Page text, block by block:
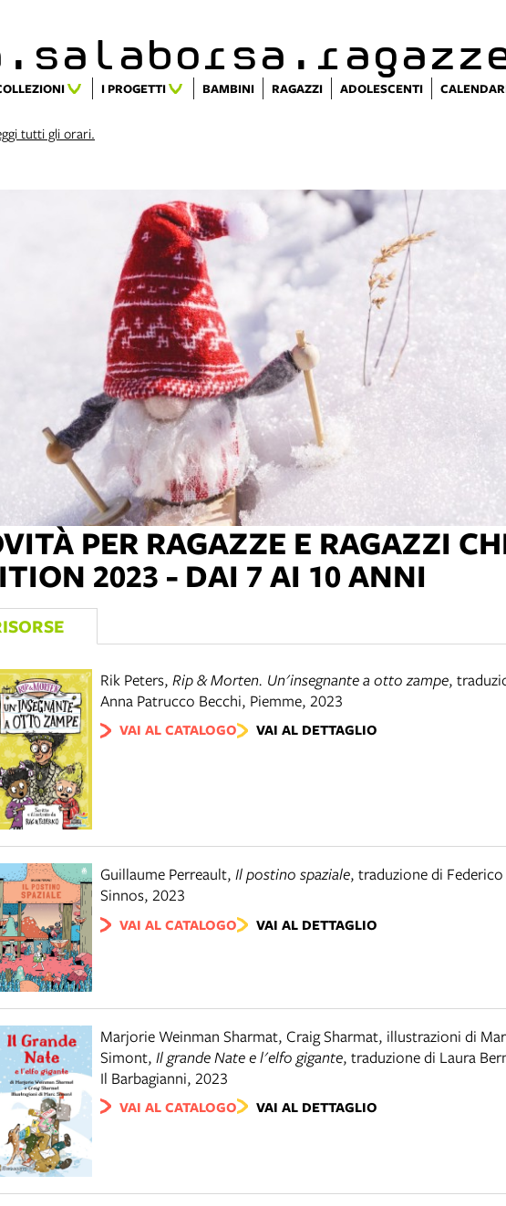
I PROGETTI BAMBINI RAGAZZI ADOLESCENTI
tutti gli orari.
PER RAGAZZE E RAGAZZI
2023 - DAI 7 AI 10 ANNI
Rik Peters, Rip & Morten. Un'insegnante a otto zampe,
Anna Patrucco Becchi, Piemme, 2023
VAI AL CATALOGO VAI AL DETTAGLIO
Guillaume Perreault, Il postino spaziale, traduzione di
Sinnos, 2023
VAI AL CATALOGO VAI AL DETTAGLIO
Marjorie Weinman Sharmat, Craig Sharmat, illustrazioni di
Simont, Il grande Nate e l'elfo gigante, traduzione di Laura
Il Barbagianni, 2023
VAI AL CATALOGO VAI AL DETTAGLIO